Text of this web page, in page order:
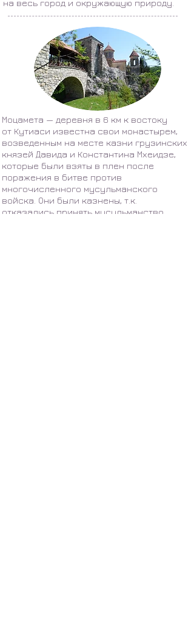
на весь город и окружающую природу.
Моцамета — деревня в 6 км к востоку
от Кутиаси известна свои монастырем,
возведенным на месте казни грузинских
князей Давида и Константина Мхеидзе,
которые были взяты в плен после
поражения в битве против
многочисленного мусульманского
войска. Они были казнены, т.к.
отказались принять мусульманство